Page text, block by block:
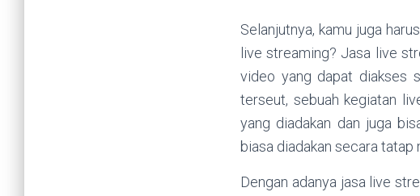
Selanjutnya, kamu juga
live streaming? Jasa live
video yang dapat diakses
terseut, sebuah kegiatan
yang diadakan dan juga
biasa diadakan secara tatap
Dengan adanya jasa live